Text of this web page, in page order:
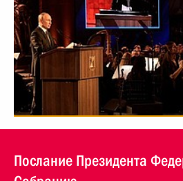
Послание Президента